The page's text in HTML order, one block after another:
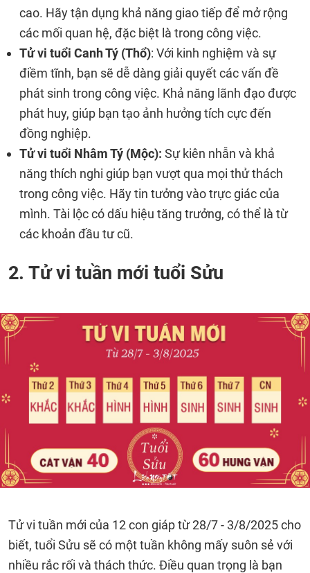
cao. Hãy tận dụng khả năng giao tiếp để mở rộng
các mối quan hệ, đặc biệt là trong công việc.
Tử vi tuổi Canh Tý (Thổ): Với kinh nghiệm và sự
điềm tĩnh, bạn sẽ dễ dàng giải quyết các vấn đề
phát sinh trong công việc. Khả năng lãnh đạo được
phát huy, giúp bạn tạo ảnh hưởng tích cực đến
đồng nghiệp.
Tử vi tuổi Nhâm Tý (Mộc): Sự kiên nhẫn và khả
năng thích nghi giúp bạn vượt qua mọi thử thách
trong công việc. Hãy tin tưởng vào trực giác của
mình. Tài lộc có dấu hiệu tăng trưởng, có thể là từ
các khoản đầu tư cũ.
2. Tử vi tuần mới tuổi Sửu
Tử vi tuần mới của 12 con giáp từ 28/7 - 3/8/2025 cho
biết, tuổi Sửu sẽ có một tuần không mấy suôn sẻ với
nhiều rắc rối và thách thức. Điều quan trọng là bạn